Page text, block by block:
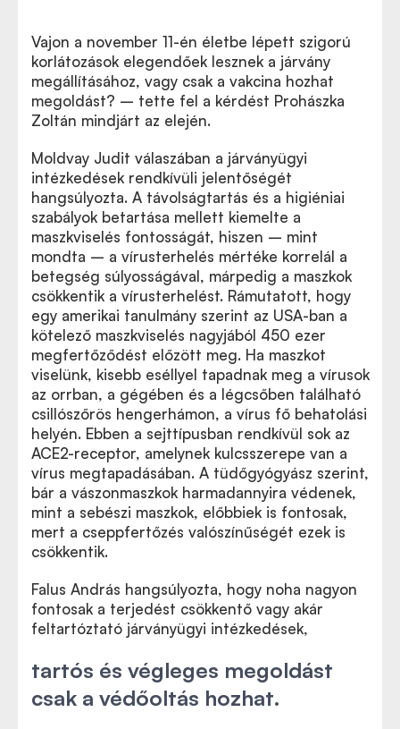
Vajon a november 11-én életbe lépett szigorú
korlátozások elegendőek lesznek a járvány
megállításához, vagy csak a vakcina hozhat
megoldást? – tette fel a kérdést Prohászka
Zoltán mindjárt az elején.
Moldvay Judit válaszában a járványügyi
intézkedések rendkívüli jelentőségét
hangsúlyozta. A távolságtartás és a higiéniai
szabályok betartása mellett kiemelte a
maszkviselés fontosságát, hiszen – mint
mondta – a vírusterhelés mértéke korrelál a
betegség súlyosságával, márpedig a maszkok
csökkentik a vírusterhelést. Rámutatott, hogy
egy amerikai tanulmány szerint az USA-ban a
kötelező maszkviselés nagyjából 450 ezer
megfertőződést előzött meg. Ha maszkot
viselünk, kisebb eséllyel tapadnak meg a vírusok
az orrban, a gégében és a légcsőben található
csillószőrös hengerhámon, a vírus fő behatolási
helyén. Ebben a sejttípusban rendkívül sok az
ACE2-receptor, amelynek kulcsszerepe van a
vírus megtapadásában. A tüdőgyógyász szerint,
bár a vászonmaszkok harmadannyira védenek,
mint a sebészi maszkok, előbbiek is fontosak,
mert a cseppfertőzés valószínűségét ezek is
csökkentik.
Falus András hangsúlyozta, hogy noha nagyon
fontosak a terjedést csökkentő vagy akár
feltartóztató járványügyi intézkedések,
tartós és végleges megoldást
csak a védőoltás hozhat.